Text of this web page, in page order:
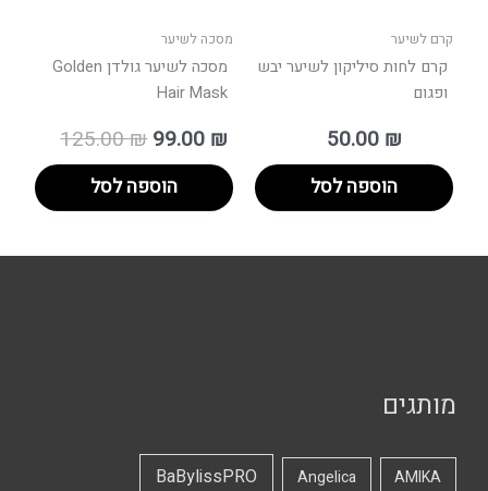
קרם לשיער
קרם לחות סיליקון לשיער יבש
ופגום
50.00 ₪
הוספה לסל
מסכה לשיער
מסכה לשיער גולדן Golden
Hair Mask
125.00₪99.00 ₪
הוספה לסל
מותגים
AMIKA
Angelica
BaBylissPRO